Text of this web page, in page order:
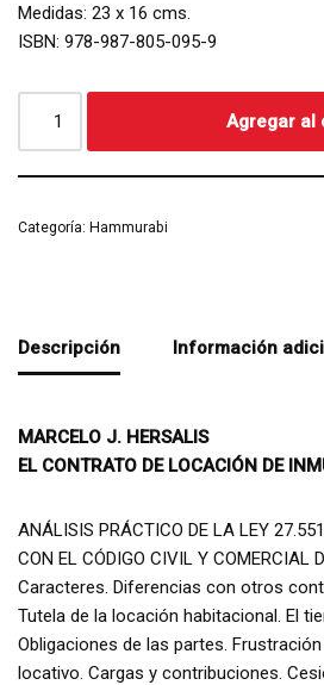
Medidas: 23 x 16 cms.
ISBN: 978-987-805-095-9
Agregar al
Categoría: Hammurabi
Descripción Información
MARCELO J. HERSALIS
EL CONTRATO DE LOCACIÓN DE
ANÁLISIS PRÁCTICO DE LA LEY
CON EL CÓDIGO CIVIL Y COMERCIAL
Caracteres. Diferencias con otros
Tutela de la locación habitacional. El
Obligaciones de las partes.
locativo. Cargas y contribuciones.